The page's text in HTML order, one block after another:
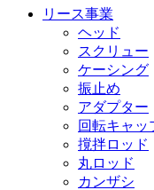
リース事業
ヘッド
スクリュー
ケーシング
振止め
アダプター
回転キャッ
撹拌ロッド
丸ロッド
カンザシ